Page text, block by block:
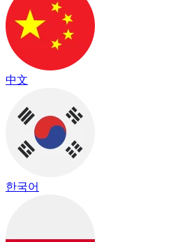
中文
한국어